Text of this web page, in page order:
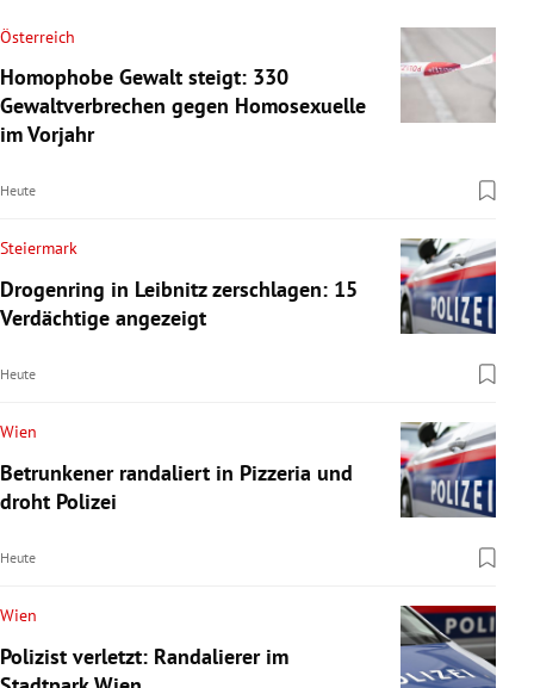
Österreich
Homophobe Gewalt steigt: 330
Gewaltverbrechen gegen Homosexuelle
im Vorjahr
Heute
Steiermark
Drogenring in Leibnitz zerschlagen: 15
Verdächtige angezeigt
Heute
Wien
Betrunkener randaliert in Pizzeria und
droht Polizei
Heute
Wien
Polizist verletzt: Randalierer im